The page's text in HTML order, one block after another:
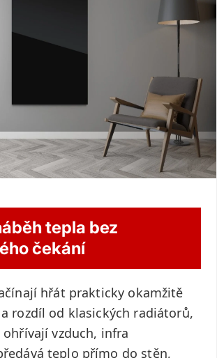
tepla bez
čekání
hřát prakticky okamžitě
rozdíl od klasických radiátorů,
vzduch, infra
teplo přímo do stěn,